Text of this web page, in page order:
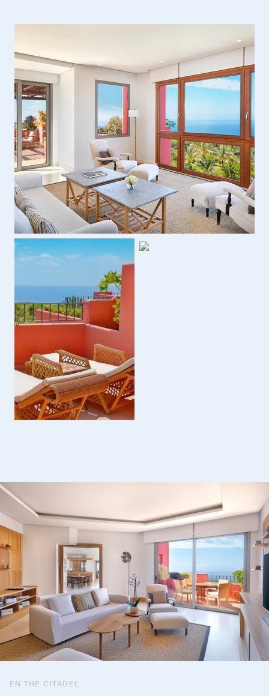
EN THE CITADEL